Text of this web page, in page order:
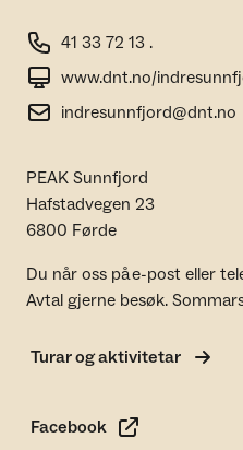
41 33 72 13 .
www.dnt.no/
indresunnfjord@dnt.no
PEAK Sunnfjord
Hafstadvegen 23
6800 Førde
Du når oss på e-post eller
Avtal gjerne besøk.
Turar og aktivitetar
Facebook